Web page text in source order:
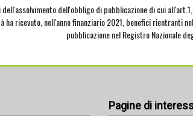
dell'assolvimento dell'obbligo di pubblicazione di cui
ha ricevuto, nell'anno finanziario 2021, benefici rientranti
pubblicazione nel Registro Nazionale
Pagine di